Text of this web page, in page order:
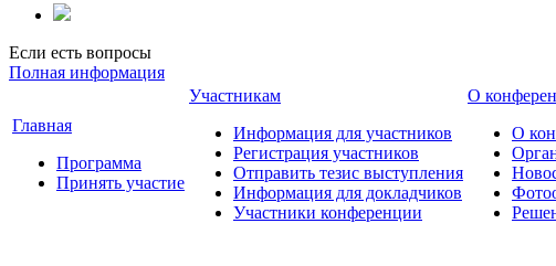
Если есть вопросы
Полная информация
Главная
Программа
Принять участие
Участникам
Информация для участников
Регистрация участников
Отправить тезис выступления
Информация для докладчиков
Участники конференции
О
О